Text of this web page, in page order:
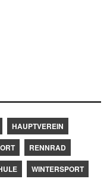
HAUPTVEREIN
RENNRAD
WINTERSPORT